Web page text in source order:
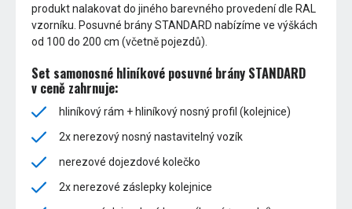
produkt nalakovat do jiného barevného provedení dle RAL
vzorníku. Posuvné brány STANDARD nabízíme ve výškách
od 100 do 200 cm (včetně pojezdů).
Set samonosné hliníkové posuvné brány STANDARD
v ceně zahrnuje:
hliníkový rám + hliníkový nosný profil (kolejnice)
2x nerezový nosný nastavitelný vozík
nerezové dojezdové kolečko
2x nerezové záslepky kolejnice